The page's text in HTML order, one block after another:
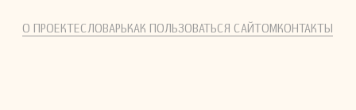
О ПРОЕКТЕСЛОВАРЬКАК ПОЛЬЗОВАТЬСЯ САЙТОМКОНТАКТЫ